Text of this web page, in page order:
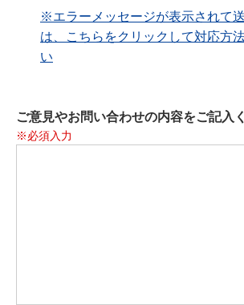
※エラーメッセージが表示されて
は、こちらをクリックして対応方
い
ご意見やお問い合わせの内容をご記入
※必須入力